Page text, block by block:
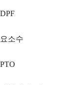
DPF
요소수
PTO